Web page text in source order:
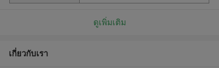
ดูเพิ่มเติม
เกี่ยวกับเรา